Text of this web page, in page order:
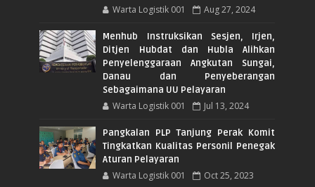
Warta Logistik 001 Aug 27, 2024
Menhub Instruksikan Sesjen, Irjen,
Ditjen Hubdat dan Hubla Alihkan
Penyelenggaraan Angkutan Sungai,
Danau dan Penyeberangan
Sebagaimana UU Pelayaran
Warta Logistik 001 Jul 13, 2024
Pangkalan PLP Tanjung Perak Komit
Tingkatkan Kualitas Personil Penegak
Aturan Pelayaran
Warta Logistik 001 Oct 25, 2023